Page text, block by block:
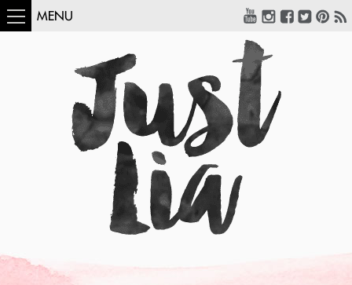
MENU